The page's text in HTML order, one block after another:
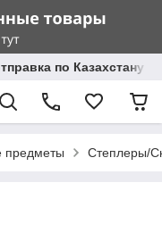
по Казахстану.
предметы Степлеры/